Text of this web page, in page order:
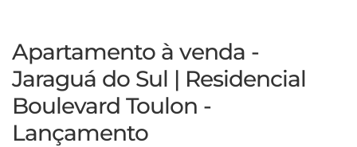
Apartamento à venda -
Jaraguá do Sul | Residencial
Boulevard Toulon -
Lançamento